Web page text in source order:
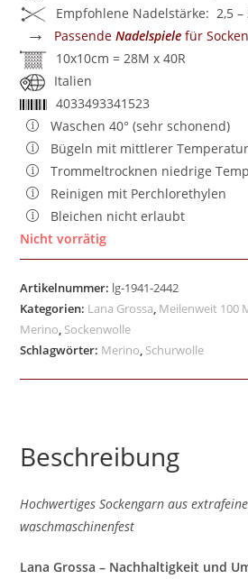
Empfohlene Nadelstärke: 2,5 –
→ PassendeNadelspiele für Socken
10x10cm = 28M x 40R
Italien
4033493341523
Waschen 40° (sehr schonend)
Bügeln mit mittlerer Temperatur
Trommeltrocknen niedrige
Reinigen mit Perchlorethylen
Bleichen nicht erlaubt
Nicht vorrätig
Artikelnummer: lg-1941-2442
Kategorien: Lana Grossa, Meilenweit 100
Merino, Sockenwolle
Schlagwörter: Merino, Schurwolle
Beschreibung
Hochwertiges Sockengarn aus
waschmaschinenfest
Lana Grossa – Nachhaltigkeit und